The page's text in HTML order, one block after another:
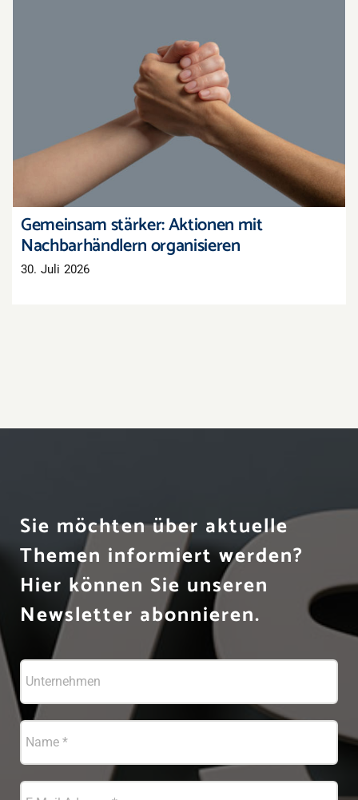
Gemeinsam stärker: Aktionen mit
Nachbarhändlern organisieren
Gemeinsam stärker: Aktionen mit
Nachbarhändlern organisieren
30. Juli 2026
Sie möchten über aktuelle
Themen informiert werden?
Hier können Sie unseren
Newsletter abonnieren.